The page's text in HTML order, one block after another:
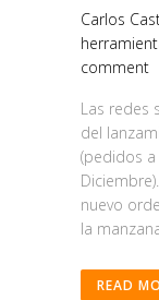
Carlos
comment
Las redes
del
(pedidos
nuevo
la
READ